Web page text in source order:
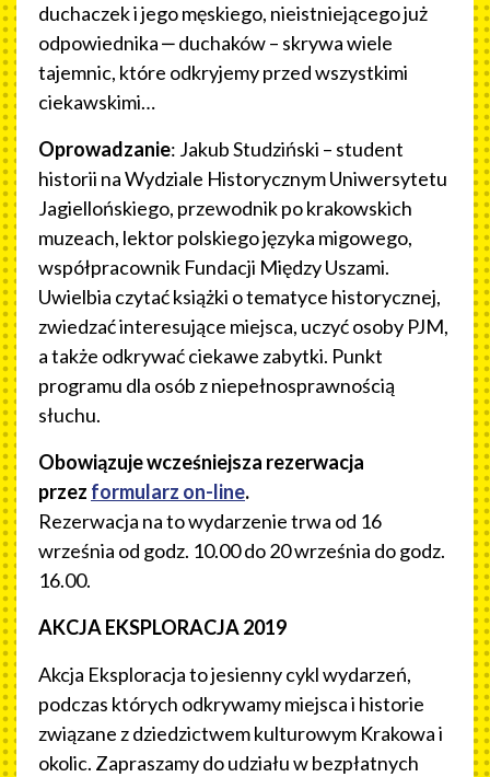
duchaczek i jego męskiego, nieistniejącego już
odpowiednika ‒ duchaków – skrywa wiele
tajemnic, które odkryjemy przed wszystkimi
ciekawskimi…
Oprowadzanie: Jakub Studziński – student
historii na Wydziale Historycznym Uniwersytetu
Jagiellońskiego, przewodnik po krakowskich
muzeach, lektor polskiego języka migowego,
współpracownik Fundacji Między Uszami.
Uwielbia czytać książki o tematyce historycznej,
zwiedzać interesujące miejsca, uczyć osoby PJM,
a także odkrywać ciekawe zabytki. Punkt
programu dla osób z niepełnosprawnością
słuchu.
Obowiązuje wcześniejsza rezerwacja
przez formularz on-line.
Rezerwacja na to wydarzenie trwa od 16
września od godz. 10.00 do 20 września do godz.
16.00.
AKCJA EKSPLORACJA 2019
Akcja Eksploracja to jesienny cykl wydarzeń,
podczas których odkrywamy miejsca i historie
związane z dziedzictwem kulturowym Krakowa i
okolic. Zapraszamy do udziału w bezpłatnych